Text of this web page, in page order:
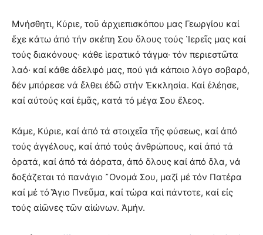
Μνήσθητι, Κύριε, τοῦ ἀρχιεπισκόπου μας Γεωργίου καί
ἔχε κάτω ἀπό τήν σκέπη Σου ὅλους τούς ῾Ιερεῖς μας καί
τούς διακόνους· κάθε ἱερατικό τάγμα· τόν περιεστῶτα
λαό· καί κάθε ἀδελφό μας, πού γιά κάποιο λόγο σοβαρό,
δέν μπόρεσε νά ἔλθει ἐδῶ στήν Ἐκκλησία. Καί ἐλέησε,
καί αὐτούς καί ἐμᾶς, κατά τό μέγα Σου ἔλεος.
Κάμε, Κύριε, καί ἀπό τά στοιχεῖα τῆς φύσεως, καί ἀπό
τούς ἀγγέλους, καί ἀπό τούς ἀνθρώπους, καί ἀπό τά
ὁρατά, καί ἀπό τά ἀόρατα, ἀπό ὅλους καί ἀπό ὅλα, νά
δοξάζεται τό πανάγιο ῎Ονομά Σου, μαζί μέ τόν Πατέρα
καί μέ τό Ἅγιο Πνεῦμα, καί τώρα καί πάντοτε, καί εἰς
τούς αἰῶνες τῶν αἰώνων. Ἀμήν.